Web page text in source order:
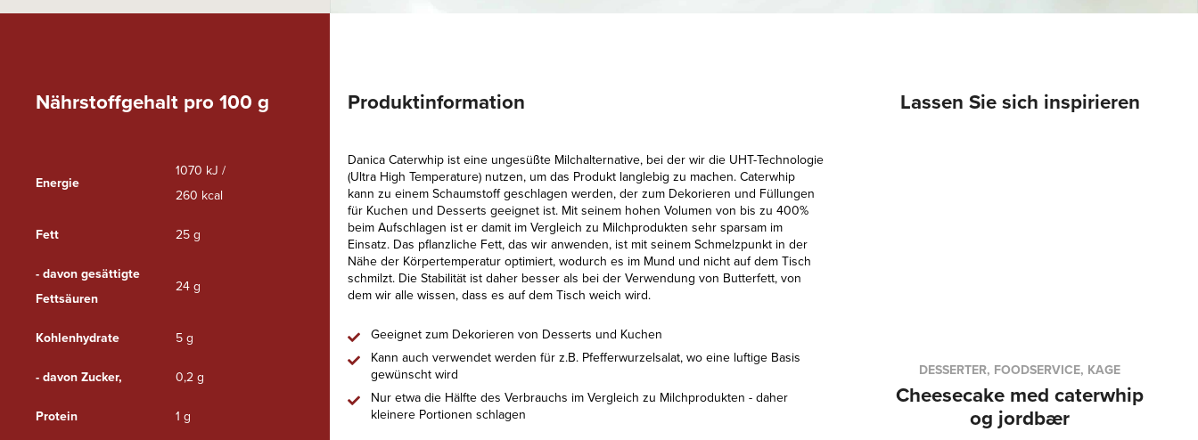
Nährstoffgehalt pro 100 g
Energie
1070 kJ /
260 kcal
Fett 25 g
- davon gesättigte
Fettsäuren
24 g
Kohlenhydrate 5 g
- davon Zucker, 0,2 g
Protein 1 g
Produktinformation
Danica Caterwhip ist eine ungesüßte Milchalternative, bei der wir die UHT-Technologie
(Ultra High Temperature) nutzen, um das Produkt langlebig zu machen. Caterwhip
kann zu einem Schaumstoff geschlagen werden, der zum Dekorieren und Füllungen
für Kuchen und Desserts geeignet ist. Mit seinem hohen Volumen von bis zu 400%
beim Aufschlagen ist er damit im Vergleich zu Milchprodukten sehr sparsam im
Einsatz. Das pflanzliche Fett, das wir anwenden, ist mit seinem Schmelzpunkt in der
Nähe der Körpertemperatur optimiert, wodurch es im Mund und nicht auf dem Tisch
schmilzt. Die Stabilität ist daher besser als bei der Verwendung von Butterfett, von
dem wir alle wissen, dass es auf dem Tisch weich wird.
Geeignet zum Dekorieren von Desserts und Kuchen
Kann auch verwendet werden für z.B. Pfefferwurzelsalat, wo eine luftige Basis
gewünscht wird
Nur etwa die Hälfte des Verbrauchs im Vergleich zu Milchprodukten - daher
kleinere Portionen schlagen
Lassen Sie sich inspirieren
DESSERTER, FOODSERVICE, KAGE
Cheesecake med caterwhip
og jordbær